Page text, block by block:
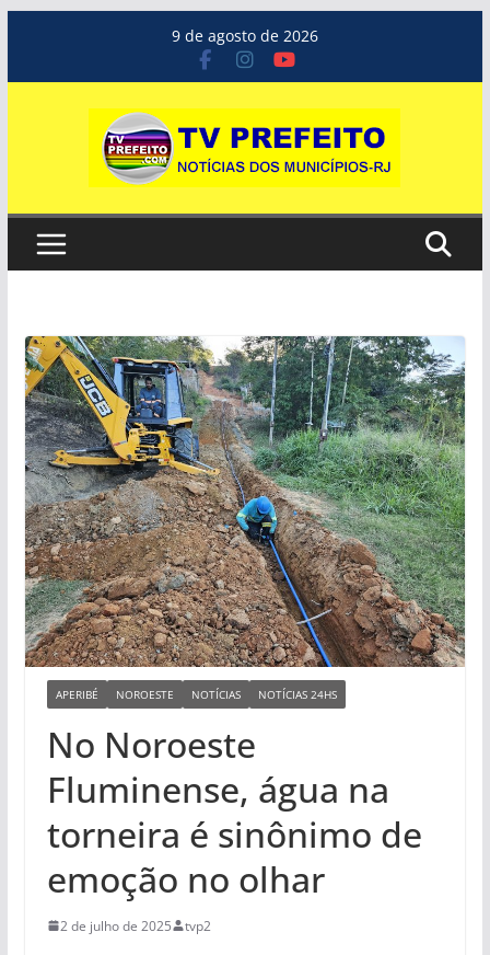
o
9 de agosto de 2026
APERIBÉ NOROESTE NOTÍCIAS NOTÍCIAS 24HS
No Noroeste
Fluminense, água na
torneira é sinônimo de
emoção no olhar
2 de julho de 2025 tvp2